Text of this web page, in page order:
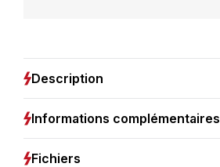
3EN1
1760
Lumens
Ø229
mm
Description
Informations complémentaires
Fichiers